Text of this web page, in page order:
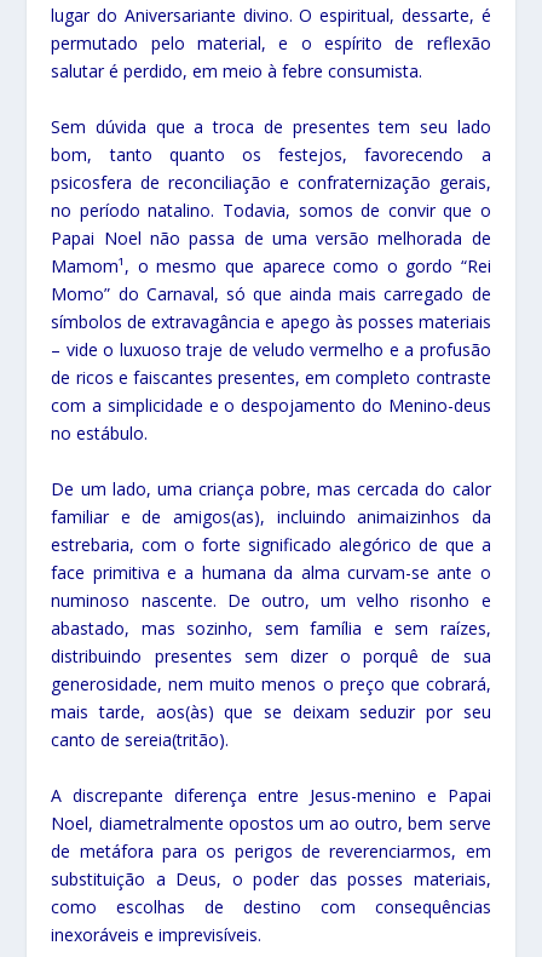
lugar do Aniversariante divino. O espiritual, dessarte, é
permutado pelo material, e o espírito de reflexão
salutar é perdido, em meio à febre consumista.
Sem dúvida que a troca de presentes tem seu lado
bom, tanto quanto os festejos, favorecendo a
psicosfera de reconciliação e confraternização gerais,
no período natalino. Todavia, somos de convir que o
Papai Noel não passa de uma versão melhorada de
Mamom¹, o mesmo que aparece como o gordo “Rei
Momo” do Carnaval, só que ainda mais carregado de
símbolos de extravagância e apego às posses materiais
– vide o luxuoso traje de veludo vermelho e a profusão
de ricos e faiscantes presentes, em completo contraste
com a simplicidade e o despojamento do Menino-deus
no estábulo.
De um lado, uma criança pobre, mas cercada do calor
familiar e de amigos(as), incluindo animaizinhos da
estrebaria, com o forte significado alegórico de que a
face primitiva e a humana da alma curvam-se ante o
numinoso nascente. De outro, um velho risonho e
abastado, mas sozinho, sem família e sem raízes,
distribuindo presentes sem dizer o porquê de sua
generosidade, nem muito menos o preço que cobrará,
mais tarde, aos(às) que se deixam seduzir por seu
canto de sereia(tritão).
A discrepante diferença entre Jesus-menino e Papai
Noel, diametralmente opostos um ao outro, bem serve
de metáfora para os perigos de reverenciarmos, em
substituição a Deus, o poder das posses materiais,
como escolhas de destino com consequências
inexoráveis e imprevisíveis.